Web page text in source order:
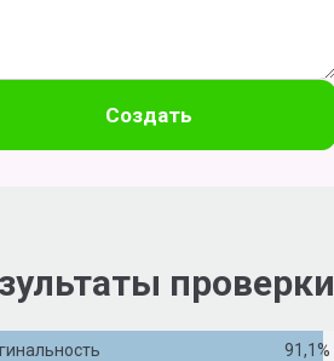
Создать
проверки
91,1%